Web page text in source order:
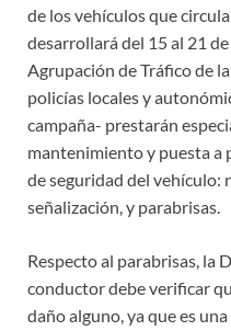
de los vehículos que
desarrollará del 15 al 21
Agrupación de Tráfico de
policías locales y
campaña- prestarán
mantenimiento y puesta a
de seguridad del vehículo:
señalización, y parabrisas.
Respecto al parabrisas, la
conductor debe verificar
daño alguno, ya que es